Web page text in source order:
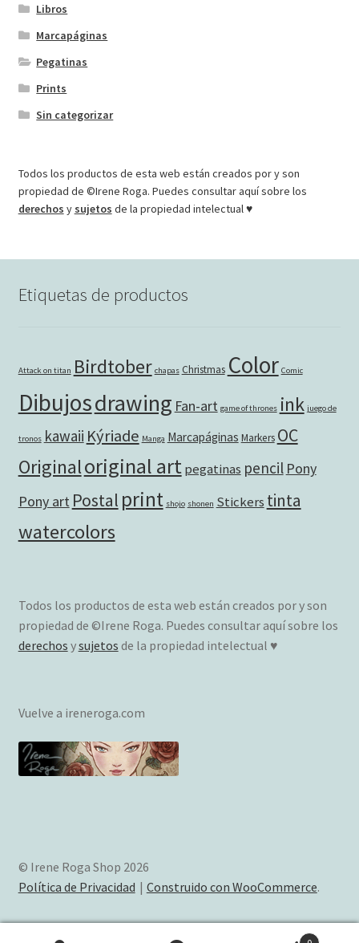
Libros
Marcapáginas
Pegatinas
Prints
Sin categorizar
Todos los productos de esta web están creados por y son
propiedad de ©Irene Roga. Puedes consultar aquí sobre los
derechos y sujetos de la propiedad intelectual ♥
Etiquetas de productos
Attack on titan Birdtober chapas Christmas Color Comic
Dibujosdrawing Fan-art game of thrones ink juego de
tronos kawaii Kýriade Manga Marcapáginas Markers OC
Originaloriginal art pegatinas pencil Pony
Pony art Postal print shojo shonen Stickers tinta
watercolors
Todos los productos de esta web están creados por y son
propiedad de ©Irene Roga. Puedes consultar aquí sobre los
derechos ysujetos de la propiedad intelectual ♥
Vuelve a ireneroga.com
© Irene Roga Shop 2026
Política de Privacidad
Construido con WooCommerce.